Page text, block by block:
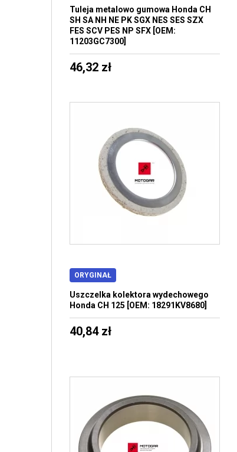
Tuleja metalowo gumowa Honda CH
SH SA NH NE PK SGX NES SES SZX
FES SCV PES NP SFX [OEM:
11203GC7300]
46,32 zł
ORYGINAŁ
Uszczelka kolektora wydechowego
Honda CH 125 [OEM: 18291KV8680]
40,84 zł